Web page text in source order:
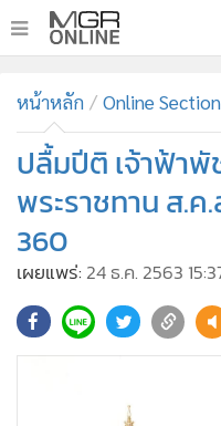
ทันเหตุการณ์
• ภาคใต้
• บันเทิง
• คอลัมนิสต์
• ละคร
หน้าหลัก Online Section
ปลื้มปีติ เจ้าฟ้า
พระราชทาน ส.
360
เผยแพร่: 24 ธ.ค. 2563